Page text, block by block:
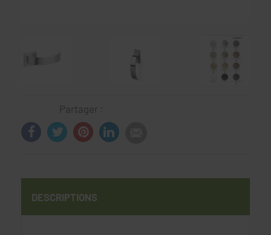
Partager :
DESCRIPTIONS